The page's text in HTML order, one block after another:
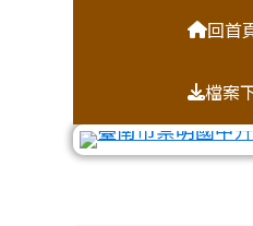
台南市崇明回首
檔案